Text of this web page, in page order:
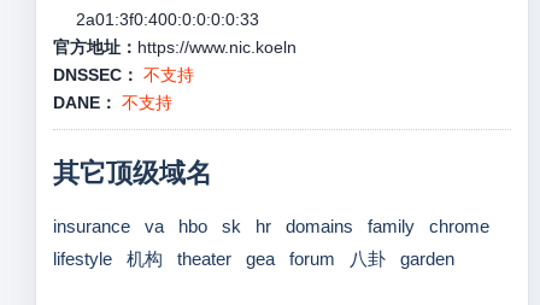
2a01:3f0:400:0:0:0:0:33
官方地址： https://www.nic.koeln
DNSSEC： 不支持
DANE： 不支持
其它顶级域名
insurance va hbo sk hr domains family
chrome
lifestyle
机构 theater gea forum 八卦 garden